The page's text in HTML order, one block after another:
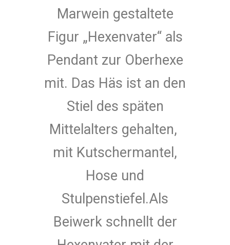
Marwein gestaltete
Figur „Hexenvater“ als
Pendant zur Oberhexe
mit. Das Häs ist an den
Stiel des späten
Mittelalters gehalten,
mit Kutschermantel,
Hose und
Stulpenstiefel.Als
Beiwerk schnellt der